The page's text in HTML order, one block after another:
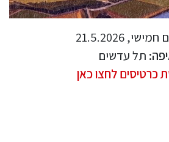
חמישי, 21.5.2026
תל עדשים
כרטיסים לחצו כאן